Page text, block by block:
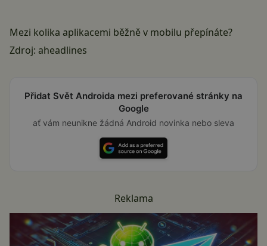
Mezi kolika aplikacemi běžně v mobilu přepínáte?
Zdroj: aheadlines
Přidat Svět Androida mezi preferované stránky na
Google
ať vám neunikne žádná Android novinka nebo sleva
Reklama